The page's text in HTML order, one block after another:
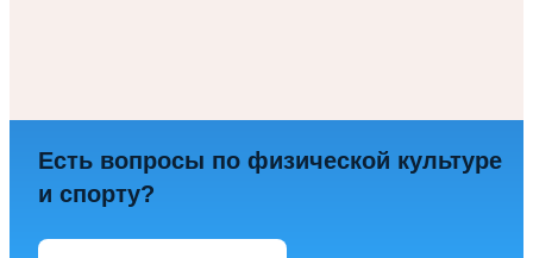
Есть вопросы по физической культуре
и спорту?